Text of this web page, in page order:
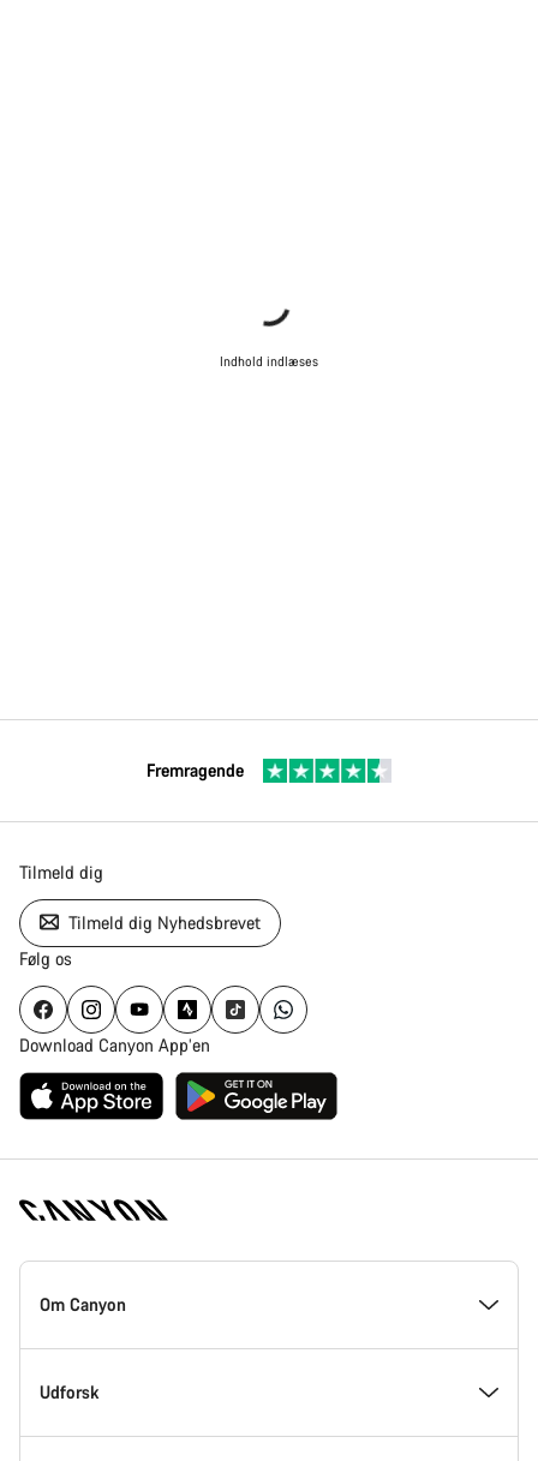
Indhold indlæses
Fremragende
Tilmeld dig
Tilmeld dig Nyhedsbrevet
Følg os
Download Canyon App’en
Canyon
Hjemmeside
Om Canyon
Kom med indenfor hos Canyon
Udforsk